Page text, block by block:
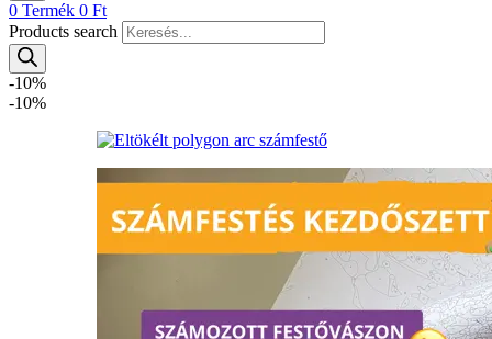
0 Termék 0 Ft
Products search
-10%
-10%